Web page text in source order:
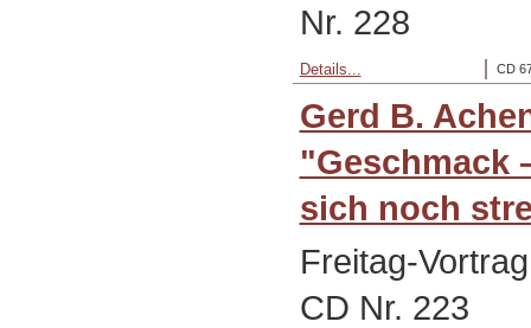
Nr. 228
CD
Details...
Gerd B.
"Geschmack
sich noch
Freitag-
CD Nr. 223